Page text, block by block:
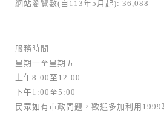
網站瀏覽數(自113年5月起): 36,088
服務時間
星期一至星期五
上午8:00至12:00
下午1:00至5:00
民眾如有市政問題，歡迎多加利用1999